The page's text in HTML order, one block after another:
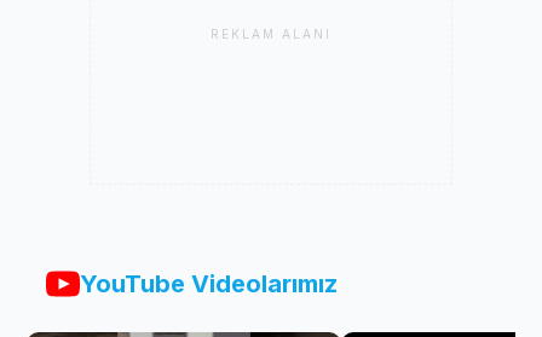
REKLAM ALANI
YouTube Videolarımız